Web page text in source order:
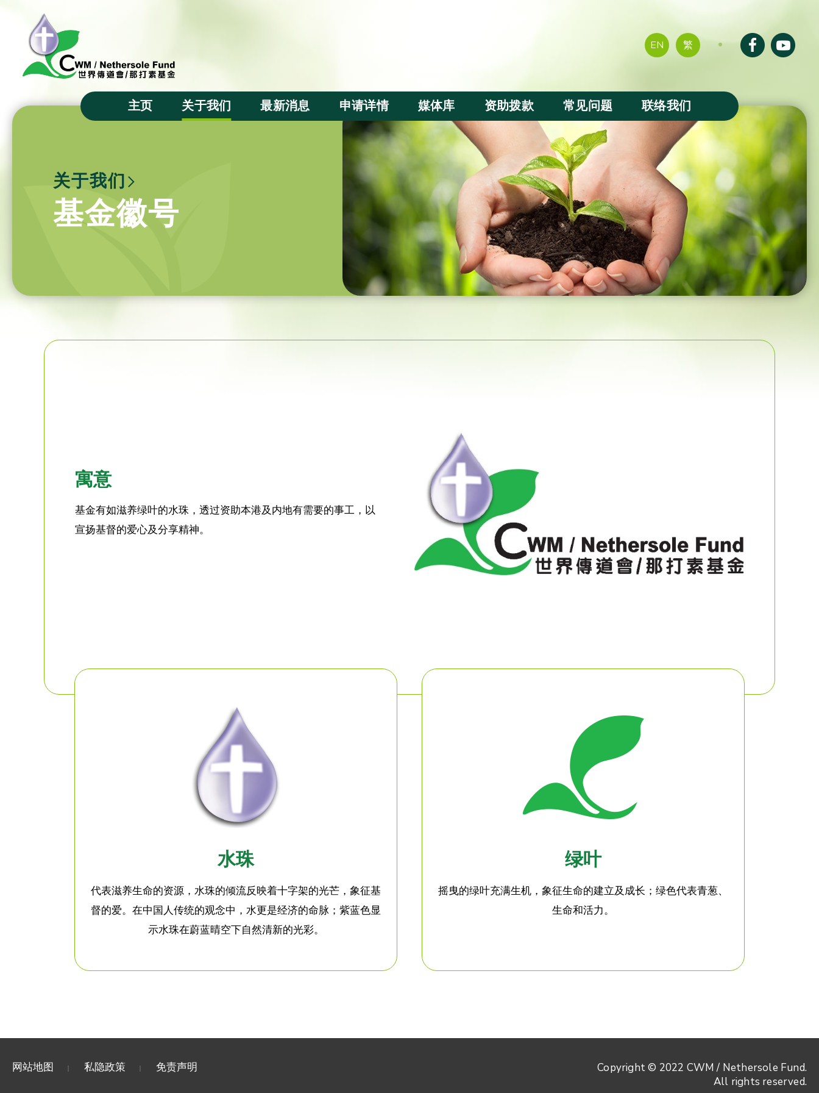
EN 繁
主页 关于我们 最新消息 申请详情
资助申请
评审准则
媒体库
基金短片
周年活动
本地察访
内地察访
出版刊物
资助拨款
拨款分配
受惠群体及成果
常见问题 联络我们
关于我们
基金徽号
寓意
基金有如滋养绿叶的水珠，透过资助本港及内地有需要的事工，以
宣扬基督的爱心及分享精神。
水珠
代表滋养生命的资源，水珠的倾流反映着十字架的光芒，象征基
督的爱。在中国人传统的观念中，水更是经济的命脉；紫蓝色显
示水珠在蔚蓝晴空下自然清新的光彩。
绿叶
摇曳的绿叶充满生机，象征生命的建立及成长；绿色代表青葱、
生命和活力。
网站地图 私隐政策 免责声明
Copyright © 2022 CWM / Nethersole Fund.
All rights reserved.